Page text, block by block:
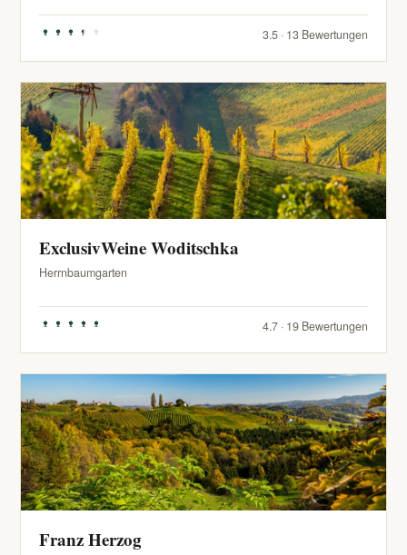
3.5 · 13 Bewertungen
ExclusivWeine Woditschka
Herrnbaumgarten
4.7 · 19 Bewertungen
Franz Herzog